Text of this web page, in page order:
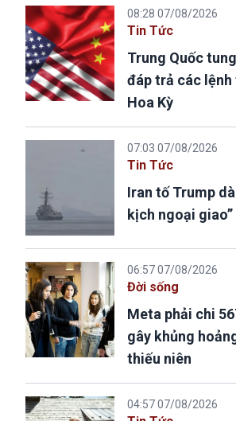
08:28 07/08/2026
Tin Tức
Trung Quốc
đáp trả các
Hoa Kỳ
07:03 07/08/2026
Tin Tức
Iran tố Trump
kịch ngoại giao”
06:57 07/08/2026
Đời sống
Meta phải chi
gây khủng
thiếu niên
04:57 07/08/2026